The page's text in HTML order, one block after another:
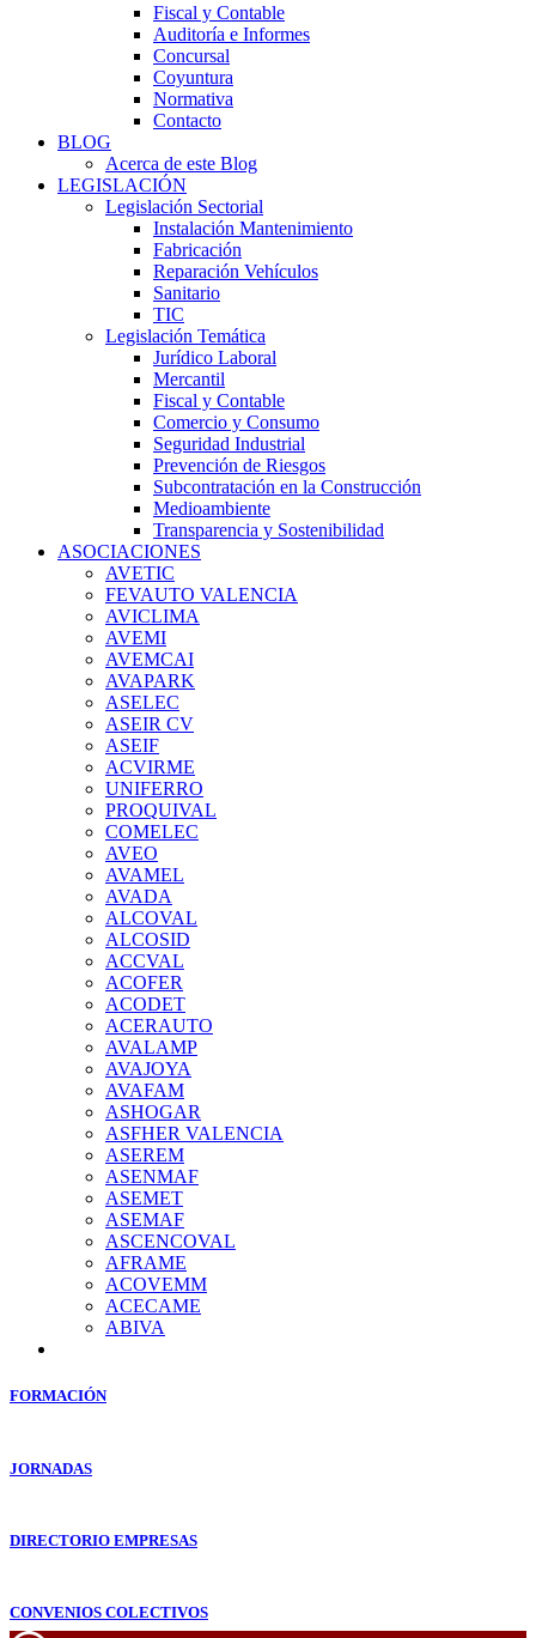
Fiscal y Contable
Auditoría e Informes
Concursal
Coyuntura
Normativa
Contacto
BLOG
Acerca de este Blog
LEGISLACIÓN
Legislación Sectorial
Instalación Mantenimiento
Fabricación
Reparación Vehículos
Sanitario
TIC
Legislación Temática
Jurídico Laboral
Mercantil
Fiscal y Contable
Comercio y Consumo
Seguridad Industrial
Prevención de Riesgos
Subcontratación en la Construcción
Medioambiente
Transparencia y Sostenibilidad
ASOCIACIONES
AVETIC
FEVAUTO VALENCIA
AVICLIMA
AVEMI
AVEMCAI
AVAPARK
ASELEC
ASEIR CV
ASEIF
ACVIRME
UNIFERRO
PROQUIVAL
COMELEC
AVEO
AVAMEL
AVADA
ALCOVAL
ALCOSID
ACCVAL
ACOFER
ACODET
ACERAUTO
AVALAMP
AVAJOYA
AVAFAM
ASHOGAR
ASFHER VALENCIA
ASEREM
ASENMAF
ASEMET
ASEMAF
ASCENCOVAL
AFRAME
ACOVEMM
ACECAME
ABIVA
FORMACIÓN
JORNADAS
DIRECTORIO EMPRESAS
CONVENIOS COLECTIVOS